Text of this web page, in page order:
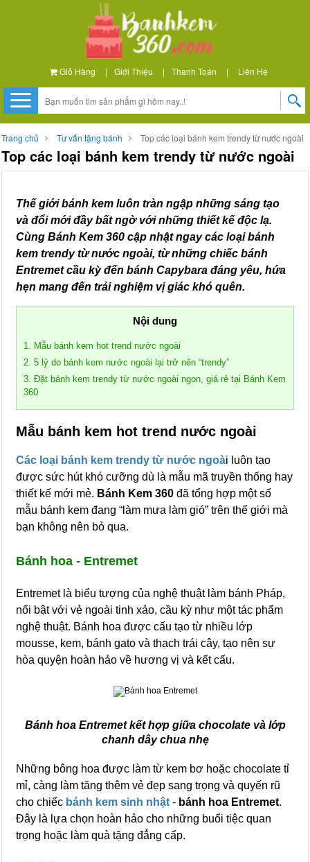
Giỏ Hàng | Giới Thiệu | Thanh Toán | Liên Hệ
Trang chủ Tư vấn tặng bánh Top các loại bánh kem trendy từ nước ngoài
Top các loại bánh kem trendy từ nước ngoài
Thế giới bánh kem luôn tràn ngập những sáng tạo
và đổi mới đầy bất ngờ với những thiết kế độc lạ.
Cùng Bánh Kem 360 cập nhật ngay các loại bánh
kem trendy từ nước ngoài, từ những chiếc bánh
Entremet cầu kỳ đến bánh Capybara đáng yêu, hứa
hẹn mang đến trải nghiệm vị giác khó quên.
Nội dung
1. Mẫu bánh kem hot trend nước ngoài
2. 5 lý do bánh kem nước ngoài lại trở nên “trendy”
3. Đặt bánh kem trendy từ nước ngoài ngon, giá rẻ tại Bánh Kem
360
Mẫu bánh kem hot trend nước ngoài
Các loại bánh kem trendy từ nước ngoài luôn tạo
được sức hút khó cưỡng dù là mẫu mã truyền thống hay
thiết kế mới mẻ. Bánh Kem 360 đã tổng hợp một số
mẫu bánh kem đang “làm mưa làm gió” trên thế giới mà
bạn không nên bỏ qua.
Bánh hoa - Entremet
Entremet là biểu tượng của nghệ thuật làm bánh Pháp,
nổi bật với vẻ ngoài tinh xảo, cầu kỳ như một tác phẩm
nghệ thuật. Bánh hoa được cấu tạo từ nhiều lớp
mousse, kem, bánh gato và thạch trái cây, tạo nên sự
hòa quyện hoàn hảo về hương vị và kết cấu.
Bánh hoa Entremet kết hợp giữa chocolate và lớp
chanh dây chua nhẹ
Những bông hoa được làm từ kem bơ hoặc chocolate tỉ
mỉ, càng làm tăng thêm vẻ đẹp sang trọng và quyến rũ
cho chiếc bánh kem sinh nhật - bánh hoa Entremet.
Đây là lựa chọn hoàn hảo cho những buổi tiệc quan
trọng hoặc làm quà tặng đẳng cấp.